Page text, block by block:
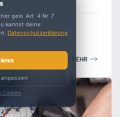
MEHR
gem. Art. 4 Nr. 7
kannst deine
Datenschutzerklärung
Cookies